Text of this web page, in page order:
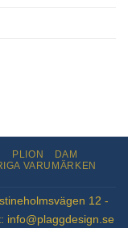
PLION
DAM
VARUMÄRKEN
12 -
info@plaggdesign.se